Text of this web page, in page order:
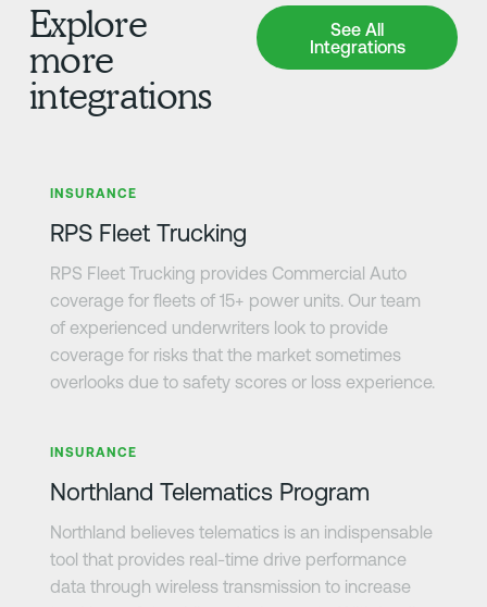
Explore
more
integrations
See All
Integrations
See All Integrations
INSURANCE
RPS Fleet Trucking
RPS Fleet Trucking provides Commercial Auto
coverage for fleets of 15+ power units. Our team
of experienced underwriters look to provide
coverage for risks that the market sometimes
overlooks due to safety scores or loss experience.
INSURANCE
Northland Telematics Program
Northland believes telematics is an indispensable
tool that provides real-time drive performance
data through wireless transmission to increase